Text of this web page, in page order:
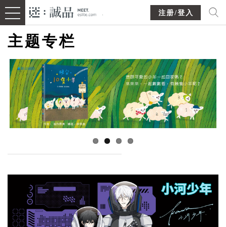
注册/登入
主题专栏